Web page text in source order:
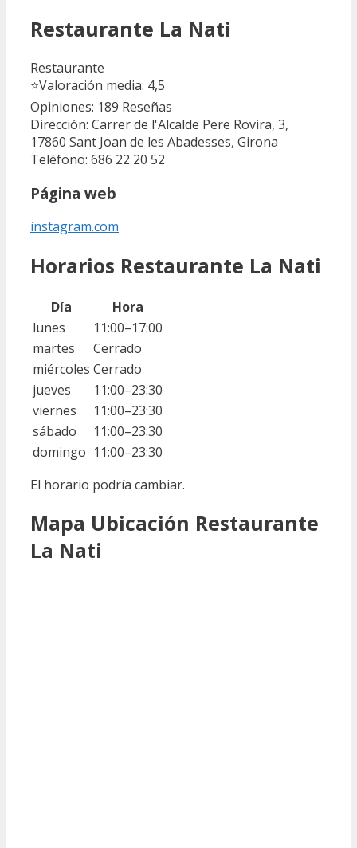
Restaurante La Nati
Restaurante
⭐Valoración media: 4,5
Opiniones: 189 Reseñas
Dirección: Carrer de l'Alcalde Pere Rovira, 3,
17860 Sant Joan de les Abadesses, Girona
Teléfono: 686 22 20 52
Página web
instagram.com
Horarios Restaurante La Nati
Día
Hora
lunes
11:00–17:00
martes
Cerrado
miércoles Cerrado
jueves
11:00–23:30
viernes
11:00–23:30
sábado
11:00–23:30
domingo 11:00–23:30
El horario podría cambiar.
Mapa Ubicación Restaurante
La Nati